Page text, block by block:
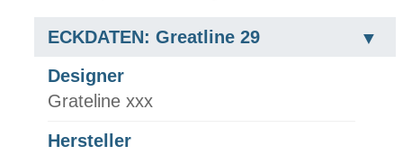
ECKDATEN: Greatline 29
Designer
Grateline xxx
Hersteller